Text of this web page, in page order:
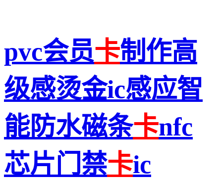
pvc会员卡制作高
级感烫金ic感应智
能防水磁条卡nfc
芯片门禁卡ic